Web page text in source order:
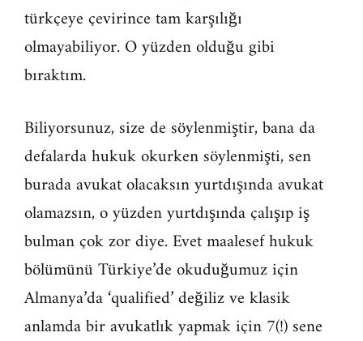
türkçeye çevirince tam karşılığı
olmayabiliyor. O yüzden olduğu gibi
bıraktım.
Biliyorsunuz, size de söylenmiştir, bana da
defalarda hukuk okurken söylenmişti, sen
burada avukat olacaksın yurtdışında avukat
olamazsın, o yüzden yurtdışında çalışıp iş
bulman çok zor diye. Evet maalesef hukuk
bölümünü Türkiye’de okuduğumuz için
Almanya’da ‘qualified’ değiliz ve klasik
anlamda bir avukatlık yapmak için 7(!) sene